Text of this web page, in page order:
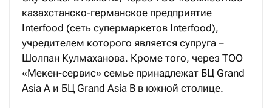
казахстанско-германское предприятие
Interfood (сеть супермаркетов Interfood),
учредителем которого является супруга –
Шолпан Кулмаханова. Кроме того, через ТОО
«Мекен-сервис» семье принадлежат БЦ Grand
Asia A и БЦ Grand Asia B в южной столице.